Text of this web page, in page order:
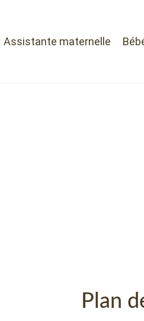
Assistante maternelle
Plan